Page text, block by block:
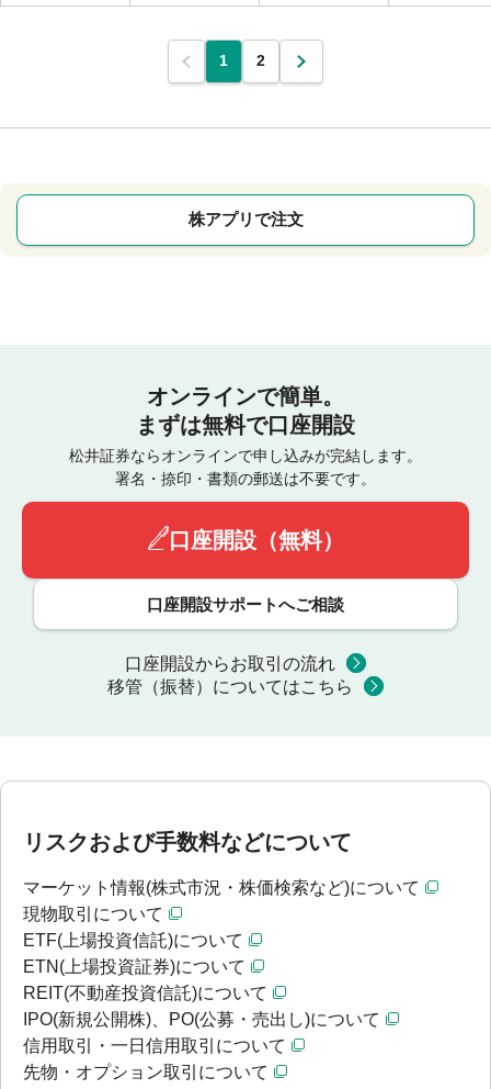
1 2
株アプリで注文
オンラインで簡単。
まずは無料で口座開設
松井証券ならオンラインで申し込みが完結します。
署名・捺印・書類の郵送は不要です。
口座開設（無料）
口座開設サポートへご相談
口座開設からお取引の流れ
移管（振替）についてはこちら
リスクおよび手数料などについて
マーケット情報(株式市況・株価検索など)について
現物取引について
ETF(上場投資信託)について
ETN(上場投資証券)について
REIT(不動産投資信託)について
IPO(新規公開株)、PO(公募・売出し)について
信用取引・一日信用取引について
先物・オプション取引について